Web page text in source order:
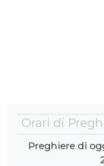
Orari di
Preghiere di